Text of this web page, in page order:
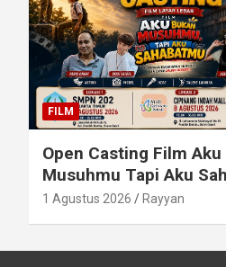
FILM
Open Casting Film Aku
Musuhmu Tapi Aku
1 Agustus 2026 Rayyan